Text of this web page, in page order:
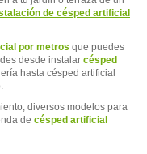
de césped artificial
por metros que puedes
desde instalar césped
hasta césped artificial
diversos modelos para
de césped artificial